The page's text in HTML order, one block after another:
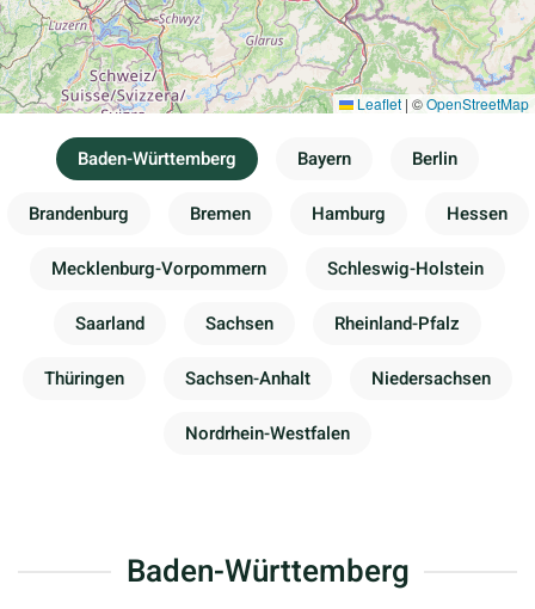
Leaflet | ©OpenStreetMap
Baden-Württemberg Bayern Berlin
Brandenburg Bremen Hamburg Hessen
Mecklenburg-Vorpommern Schleswig-Holstein
Saarland Sachsen Rheinland-Pfalz
Thüringen Sachsen-Anhalt Niedersachsen
Nordrhein-Westfalen
Baden-Württemberg